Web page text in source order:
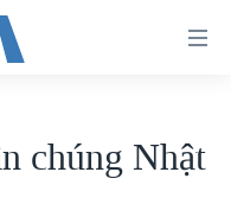
chúng Nhật